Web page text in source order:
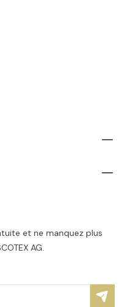
et ne manquez plus
AG.